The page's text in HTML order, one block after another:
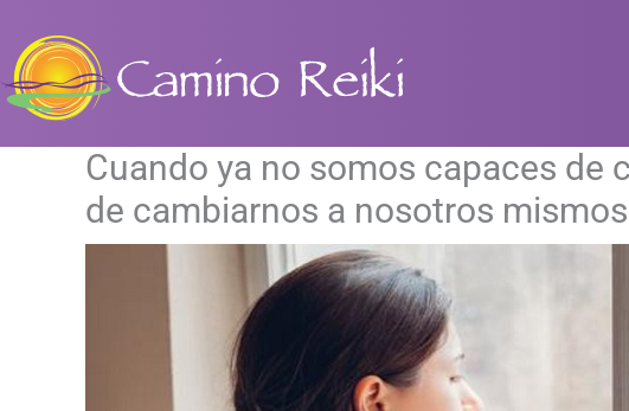
contenido
Cuando ya no somos capaces de
de cambiarnos a nosotros